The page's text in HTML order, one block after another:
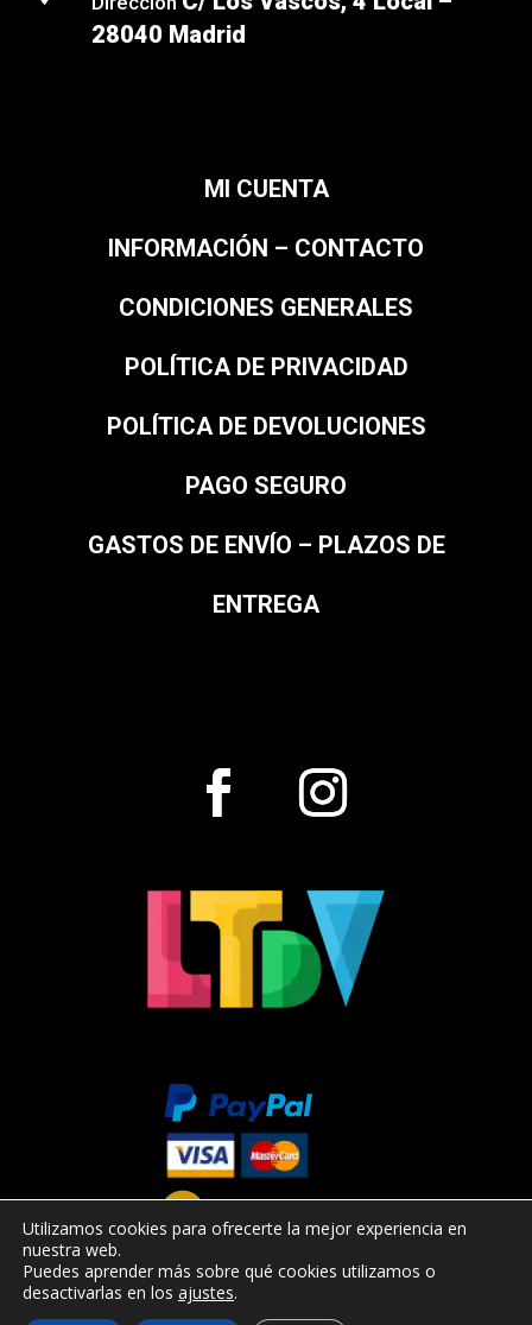
28040 Madrid
MI CUENTA
INFORMACIÓN – CONTACTO
CONDICIONES GENERALES
POLÍTICA DE PRIVACIDAD
POLÍTICA DE DEVOLUCIONES
PAGO SEGURO
GASTOS DE ENVÍO – PLAZOS DE
ENTREGA
Utilizamos cookies para ofrecerte la mejor experiencia en
nuestra web.
Puedes aprender más sobre qué cookies utilizamos o
desactivarlas en los ajustes.